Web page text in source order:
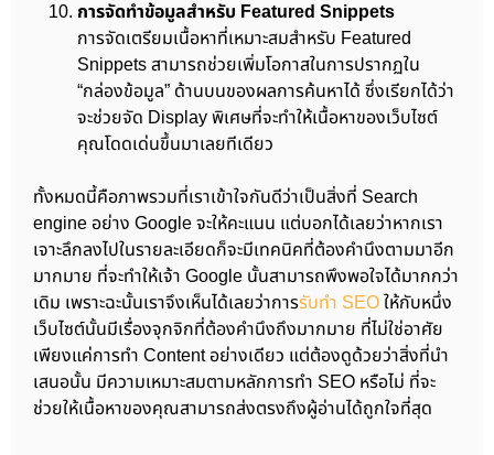
การจัดทำข้อมูลสำหรับ Featured Snippets
การจัดเตรียมเนื้อหาที่เหมาะสมสำหรับ Featured
Snippets สามารถช่วยเพิ่มโอกาสในการปรากฏใน
“กล่องข้อมูล” ด้านบนของผลการค้นหาได้ ซึ่งเรียกได้ว่า
จะช่วยจัด Display พิเศษที่จะทำให้เนื้อหาของเว็บไซต์
คุณโดดเด่นขึ้นมาเลยทีเดียว
ทั้งหมดนี้คือภาพรวมที่เราเข้าใจกันดีว่าเป็นสิ่งที่ Search
engine อย่าง Google จะให้คะแนน แต่บอกได้เลยว่าหากเรา
เจาะลึกลงไปในรายละเอียดก็จะมีเทคนิคที่ต้องคำนึงตามมาอีก
มากมาย ที่จะทำให้เจ้า Google นั้นสามารถพึงพอใจได้มากกว่า
เดิม เพราะฉะนั้นเราจึงเห็นได้เลยว่าการรับทำ SEO ให้กับหนึ่ง
เว็บไซต์นั้นมีเรื่องจุกจิกที่ต้องคำนึงถึงมากมาย ที่ไม่ใช่อาศัย
เพียงแค่การทำ Content อย่างเดียว แต่ต้องดูด้วยว่าสิ่งที่นำ
เสนอนั้น มีความเหมาะสมตามหลักการทำ SEO หรือไม่ ที่จะ
ช่วยให้เนื้อหาของคุณสามารถส่งตรงถึงผู้อ่านได้ถูกใจที่สุด